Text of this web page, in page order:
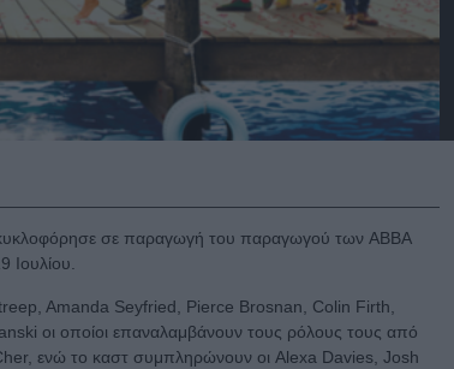
σε παραγωγή του παραγωγού των ABBA
Ιουλίου.
Amanda Seyfried, Pierce Brosnan, Colin Firth,
οι οποίοι επαναλαμβάνουν τους ρόλους τους από
ενώ το καστ συμπληρώνουν οι Alexa Davies, Josh